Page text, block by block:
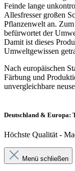
Feinde lange
Allesfresser großen
Pflanzenwelt an.
befürwortet der
Damit ist dieses
Umweltgewissen
Nach europäischen
Färbung und
unvergleichbare
Deutschland & Europa:
Höchste Qualität -
Menü schließen